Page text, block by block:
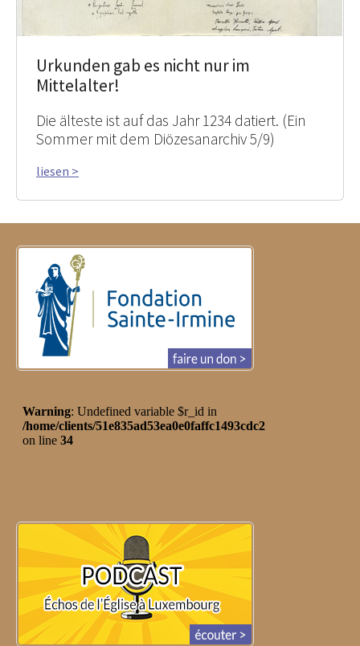
Urkunden gab es nicht nur im
Mittelalter!
Die älteste ist auf das Jahr 1234 datiert. (Ein
Sommer mit dem Diözesanarchiv 5/9)
liesen >